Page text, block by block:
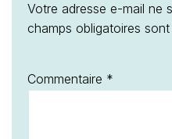
Votre adresse e-mail ne
champs obligatoires
Commentaire *